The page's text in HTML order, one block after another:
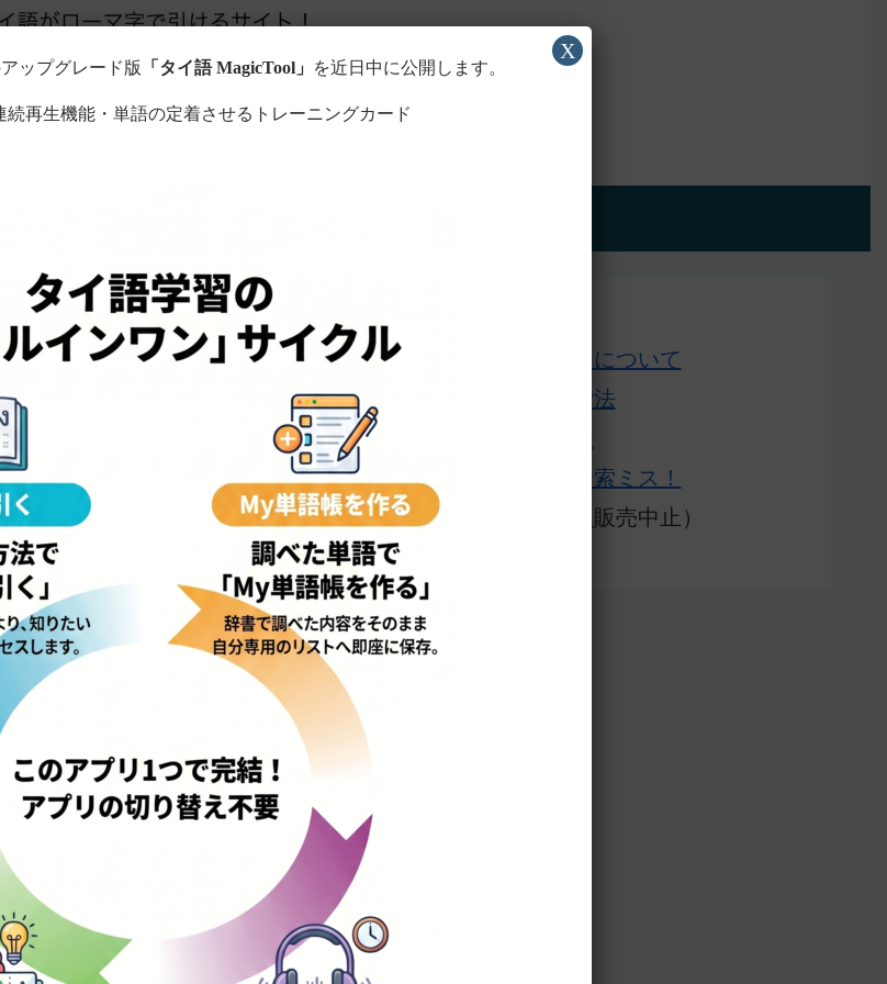
に置き換えて検索！
このサイトについて
単語の検索法
ローマ字表
よくある検索ミス！
販売中止）
ップグレード版 「タイ語 MagicTool」
を近日中に公開します。
生機能・単語の定着させるトレーニングカード
X